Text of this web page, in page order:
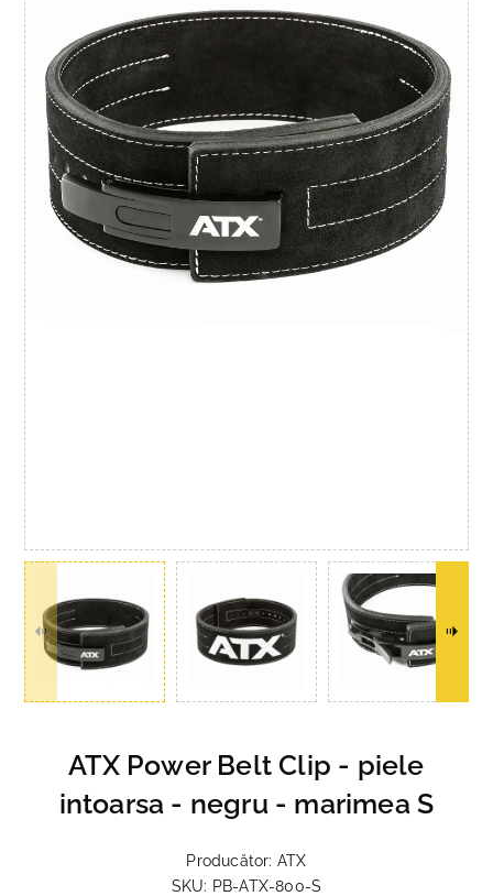
ATX Power Belt Clip - piele
intoarsa - negru - marimea S
Producător: ATX
SKU: PB-ATX-800-S